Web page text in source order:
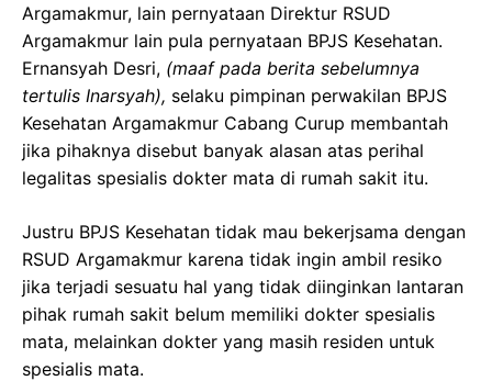
Argamakmur, lain pernyataan Direktur RSUD
Argamakmur lain pula pernyataan BPJS Kesehatan.
Ernansyah Desri, (maaf pada berita sebelumnya
tertulis Inarsyah), selaku pimpinan perwakilan BPJS
Kesehatan Argamakmur Cabang Curup membantah
jika pihaknya disebut banyak alasan atas perihal
legalitas spesialis dokter mata di rumah sakit itu.
Justru BPJS Kesehatan tidak mau bekerjsama dengan
RSUD Argamakmur karena tidak ingin ambil resiko
jika terjadi sesuatu hal yang tidak diinginkan lantaran
pihak rumah sakit belum memiliki dokter spesialis
mata, melainkan dokter yang masih residen untuk
spesialis mata.